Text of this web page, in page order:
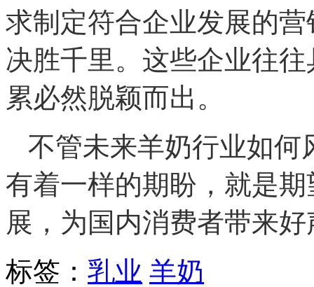
求制定符合企业发展的
决胜千里。这些企业往
累必然脱颖而出。
不管未来羊奶行业如何
有着一样的期盼，就是
展，为国内消费者带来
标签： 乳业 羊奶